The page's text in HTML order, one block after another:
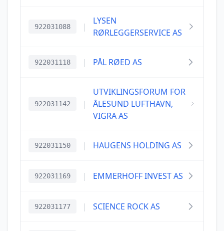
922031088 |
LYSEN
RØRLEGGERSERVICE AS
922031118 | PÅL RØED AS
922031142 |
UTVIKLINGSFORUM FOR
ÅLESUND LUFTHAVN,
VIGRA AS
922031150 | HAUGENS HOLDING AS
922031169 | EMMERHOFF INVEST AS
922031177 | SCIENCE ROCK AS